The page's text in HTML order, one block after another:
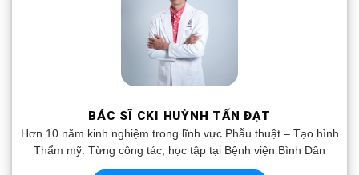
BÁC SĨ CKI HUỲNH TẤN ĐẠT
Hơn 10 năm kinh nghiệm trong lĩnh vực Phẫu thuật – Tạo hình
Thẩm mỹ. Từng công tác, học tập tại Bệnh viện Bình Dân